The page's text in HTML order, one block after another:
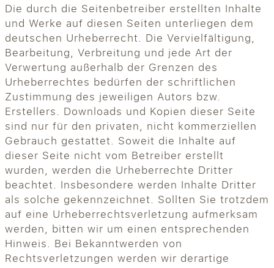
Die durch die Seitenbetreiber erstellten Inhalte
und Werke auf diesen Seiten unterliegen dem
deutschen Urheberrecht. Die Vervielfältigung,
Bearbeitung, Verbreitung und jede Art der
Verwertung außerhalb der Grenzen des
Urheberrechtes bedürfen der schriftlichen
Zustimmung des jeweiligen Autors bzw.
Erstellers. Downloads und Kopien dieser Seite
sind nur für den privaten, nicht kommerziellen
Gebrauch gestattet. Soweit die Inhalte auf
dieser Seite nicht vom Betreiber erstellt
wurden, werden die Urheberrechte Dritter
beachtet. Insbesondere werden Inhalte Dritter
als solche gekennzeichnet. Sollten Sie trotzdem
auf eine Urheberrechtsverletzung aufmerksam
werden, bitten wir um einen entsprechenden
Hinweis. Bei Bekanntwerden von
Rechtsverletzungen werden wir derartige